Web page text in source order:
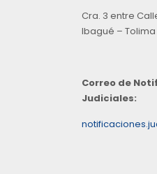
Cra. 3 entre
Ibagué –
Correo de
Judiciales: